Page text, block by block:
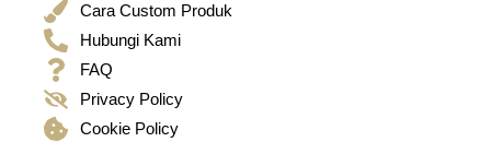
Cara Custom Produk
Hubungi Kami
FAQ
Privacy Policy
Cookie Policy